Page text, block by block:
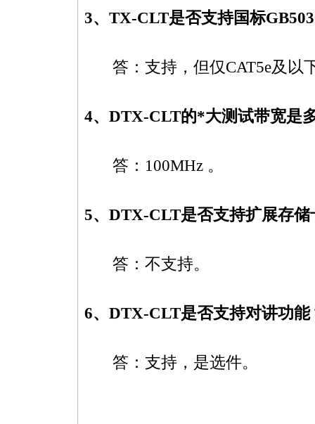
3、TX-CLT是否支持国标
答：支持，但仅CAT5e及以
4、 DTX-CLT的*大测试带宽是
答：100MHz 。
5、 DTX-CLT是否支持扩展存储
答：不支持。
6、 DTX-CLT是否支持对讲功能
答：支持，是选件。